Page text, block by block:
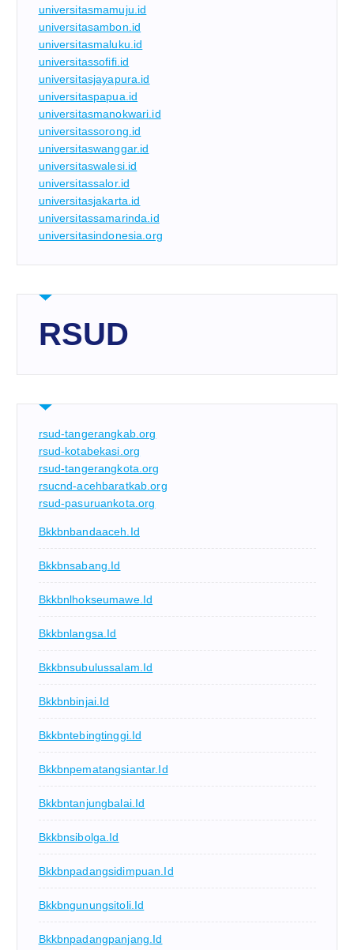
universitasmamuju.id
universitasambon.id
universitasmaluku.id
universitassofifi.id
universitasjayapura.id
universitaspapua.id
universitasmanokwari.id
universitassorong.id
universitaswanggar.id
universitaswalesi.id
universitassalor.id
universitasjakarta.id
universitassamarinda.id
universitasindonesia.org
RSUD
rsud-tangerangkab.org
rsud-kotabekasi.org
rsud-tangerangkota.org
rsucnd-acehbaratkab.org
rsud-pasuruankota.org
Bkkbnbandaaceh.id
Bkkbnsabang.id
Bkkbnlhokseumawe.id
Bkkbnlangsa.id
Bkkbnsubulussalam.id
Bkkbnbinjai.id
Bkkbntebingtinggi.id
Bkkbnpematangsiantar.id
Bkkbntanjungbalai.id
Bkkbnsibolga.id
Bkkbnpadangsidimpuan.id
Bkkbngunungsitoli.id
Bkkbnpadangpanjang.id